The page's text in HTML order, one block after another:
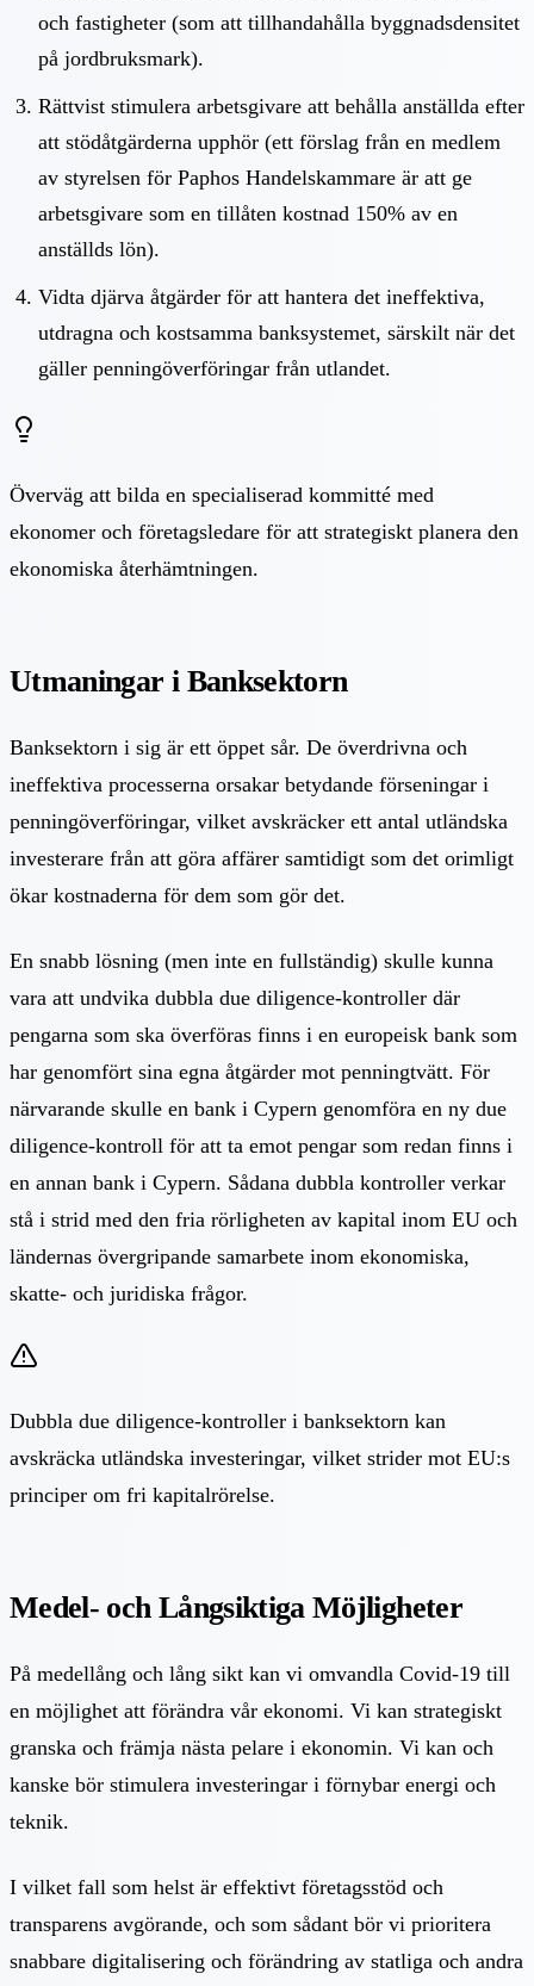
och fastigheter (som att tillhandahålla byggnadsdensitet
på jordbruksmark).
Rättvist stimulera arbetsgivare att behålla anställda efter
att stödåtgärderna upphör (ett förslag från en medlem
av styrelsen för Paphos Handelskammare är att ge
arbetsgivare som en tillåten kostnad 150% av en
anställds lön).
Vidta djärva åtgärder för att hantera det ineffektiva,
utdragna och kostsamma banksystemet, särskilt när det
gäller penningöverföringar från utlandet.
Överväg att bilda en specialiserad kommitté med
ekonomer och företagsledare för att strategiskt planera den
ekonomiska återhämtningen.
Utmaningar i Banksektorn
Banksektorn i sig är ett öppet sår. De överdrivna och
ineffektiva processerna orsakar betydande förseningar i
penningöverföringar, vilket avskräcker ett antal utländska
investerare från att göra affärer samtidigt som det orimligt
ökar kostnaderna för dem som gör det.
En snabb lösning (men inte en fullständig) skulle kunna
vara att undvika dubbla due diligence-kontroller där
pengarna som ska överföras finns i en europeisk bank som
har genomfört sina egna åtgärder mot penningtvätt. För
närvarande skulle en bank i Cypern genomföra en ny due
diligence-kontroll för att ta emot pengar som redan finns i
en annan bank i Cypern. Sådana dubbla kontroller verkar
stå i strid med den fria rörligheten av kapital inom EU och
ländernas övergripande samarbete inom ekonomiska,
skatte- och juridiska frågor.
Dubbla due diligence-kontroller i banksektorn kan
avskräcka utländska investeringar, vilket strider mot EU:s
principer om fri kapitalrörelse.
Medel- och Långsiktiga Möjligheter
På medellång och lång sikt kan vi omvandla Covid-19 till
en möjlighet att förändra vår ekonomi. Vi kan strategiskt
granska och främja nästa pelare i ekonomin. Vi kan och
kanske bör stimulera investeringar i förnybar energi och
teknik.
I vilket fall som helst är effektivt företagsstöd och
transparens avgörande, och som sådant bör vi prioritera
snabbare digitalisering och förändring av statliga och andra